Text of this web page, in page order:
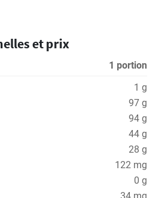
et prix
1 portion
1 g
97 g
94 g
44 g
28 g
122 mg
0 g